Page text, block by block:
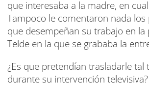
que interesaba a la madre, en
Tampoco le comentaron nada los
que desempeñan su trabajo en
Telde en la que se grababa la
¿Es que pretendían trasladarle tal
durante su intervención